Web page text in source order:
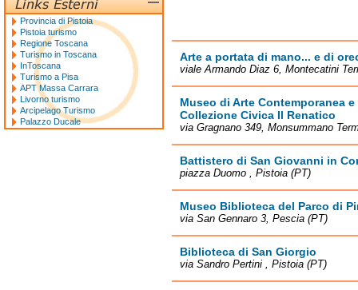
Arte a portata di mano... e di
viale Armando Diaz 6, Montecatini
Museo di Arte Contemporanea
Collezione Civica Il Renatico
via Gragnano 349, Monsummano
Battistero di San Giovanni in
piazza Duomo , Pistoia (PT)
Museo Biblioteca del Parco di
via San Gennaro 3, Pescia (PT)
Biblioteca di San Giorgio
via Sandro Pertini , Pistoia (PT)
Provincia di Pistoia
Pistoia turismo
Regione Toscana
Turismo in Toscana
InToscana
Turismo a Pisa
APT Massa Carrara
Livorno turismo
Arcipelago Turismo
Palazzo Ducale